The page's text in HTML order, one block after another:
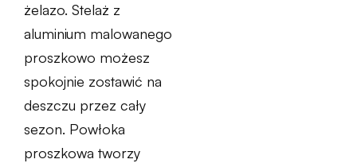
żelazo. Stelaż z
aluminium malowanego
proszkowo możesz
spokojnie zostawić na
deszczu przez cały
sezon. Powłoka
proszkowa tworzy